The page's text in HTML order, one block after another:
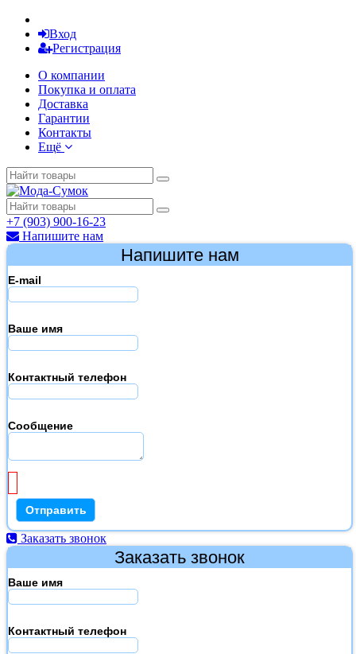
Вход
Регистрация
О компании
Покупка и оплата
Доставка
Гарантии
Контакты
Ещё
+7 (903) 900-16-23
Напишите нам
Напишите нам
E-mail
Ваше имя
Контактный телефон
Сообщение
Заказать звонок
Заказать звонок
Ваше имя
Контактный телефон